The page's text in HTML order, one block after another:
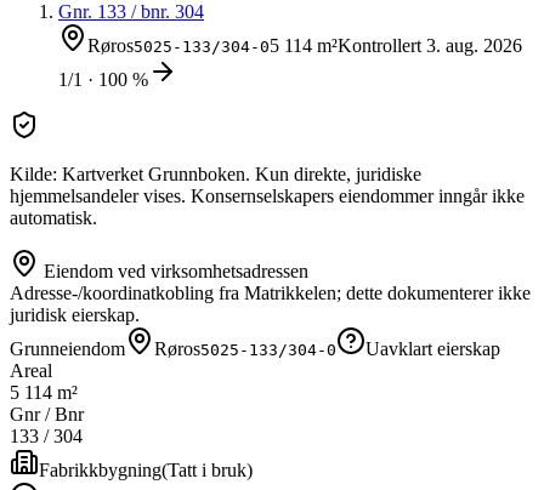
Gnr. 133 / bnr. 304
Røros5025-133/304-05 114 m²Kontrollert3. aug. 2026
1/1 · 100 %
Kilde: Kartverket Grunnboken. Kun direkte, juridiske
hjemmelsandeler vises. Konsernselskapers eiendommer inngår ikke
automatisk.
Eiendom ved virksomhetsadressen
Adresse-/koordinatkobling fra Matrikkelen; dette dokumenterer ikke
juridisk eierskap.
Grunneiendom
Røros5025-133/304-0
Uavklart eierskap
Areal
5 114 m²
Gnr / Bnr
133 /304
Fabrikkbygning(Tatt i bruk)